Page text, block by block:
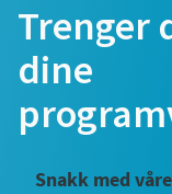
Trenger
dine
Snakk med